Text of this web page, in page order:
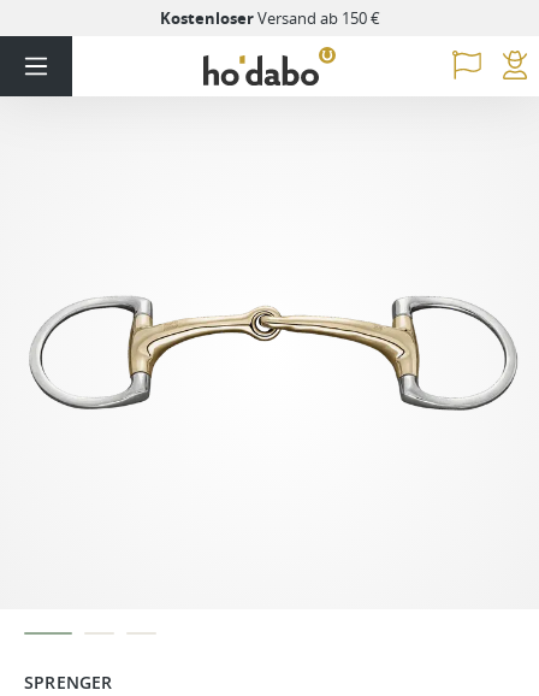
KostenloserVersand ab 150 €
SPRENGER